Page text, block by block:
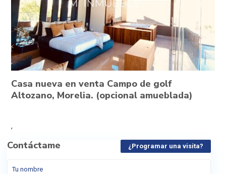
Casa nueva en venta Campo de golf
Altozano, Morelia. (opcional amueblada)
,
Contáctame ¿Programar una visita?